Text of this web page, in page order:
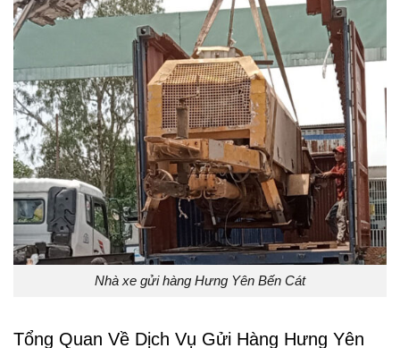
Nhà xe gửi hàng Hưng Yên Bến Cát
Tổng Quan Về Dịch Vụ Gửi Hàng Hưng Yên